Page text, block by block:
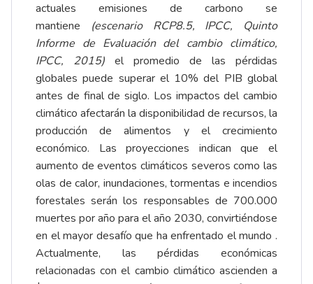
actuales emisiones de carbono se
mantiene
(escenario RCP8.5, IPCC, Quinto
Informe de Evaluación del cambio climático,
IPCC, 2015) el promedio de las pérdidas
globales puede superar el 10% del PIB global
antes de final de siglo. Los impactos del cambio
climático afectarán la disponibilidad de recursos, la
producción de alimentos y el crecimiento
económico. Las proyecciones indican que el
aumento de eventos climáticos severos como las
olas de calor, inundaciones, tormentas e incendios
forestales serán los responsables de 700.000
muertes por año para el año 2030, convirtiéndose
en el mayor desafío que ha enfrentado el mundo .
Actualmente, las pérdidas económicas
relacionadas con el cambio climático ascienden a